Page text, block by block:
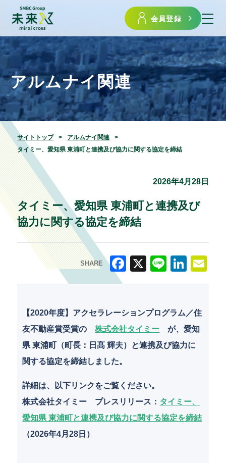
会員登録
アルムナイ関連
サイトトップ
アルムナイ関連
タイミー、愛知県 東浦町と連携及び協力に関する協定を締結
2026年4月28日
タイミー、愛知県 東浦町と連携及び
協力に関する協定を締結
SHARE
F
c
e
b
o
o
k
e
k
e
dI
ai
【2020年度】アクセラレーションプログラム／住
友不動産賞受賞の株式会社タイミー が、愛知
県 東浦町（町長：日髙 輝夫）と連携及び協力に
関する協定を締結しました。
詳細は、以下リンクをご覧ください。
株式会社タイミー プレスリリース ： タイミー、
愛知県 東浦町と連携及び協力に関する協定を締結
（2026年4月28日）